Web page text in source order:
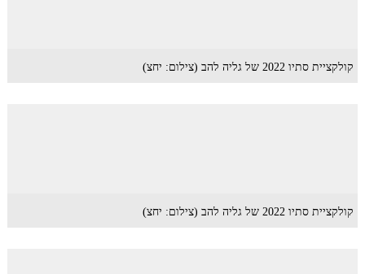
קולקציית סתיו 2022 של גליה להב (צילום: יחצ)
קולקציית סתיו 2022 של גליה להב (צילום: יחצ)